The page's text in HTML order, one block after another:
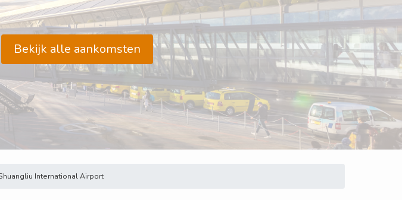
Bekijk alle aankomsten
International Airport